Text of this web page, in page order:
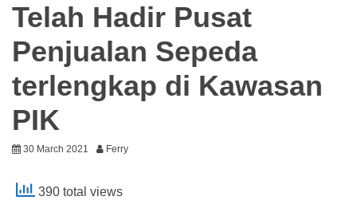
Telah Hadir Pusat
Penjualan Sepeda
terlengkap di Kawasan
PIK
30 March 2021 Ferry
390 total views